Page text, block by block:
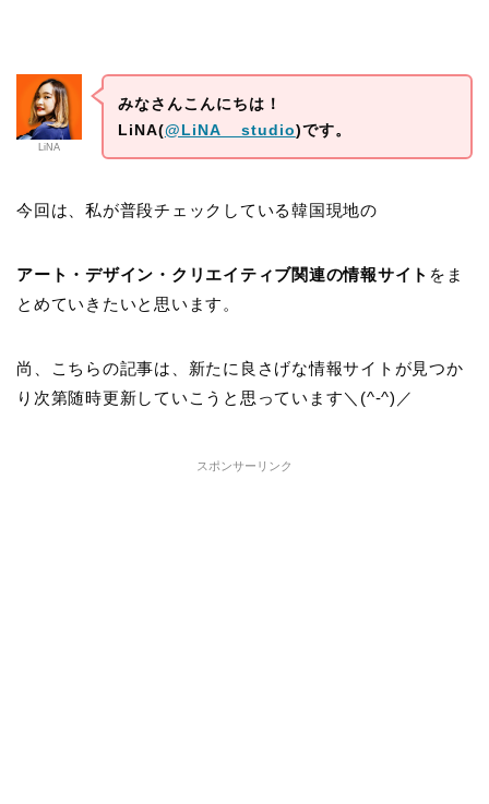
LiNA
みなさんこんにちは！
LiNA(@LiNA__studio)です。
今回は、私が普段チェックしている韓国現地の
アート・デザイン・クリエイティブ関連の情報サイト をま
とめていきたいと思います。
尚、こちらの記事は、新たに良さげな情報サイトが見つか
り次第随時更新していこうと思っています＼(^-^)／
スポンサーリンク